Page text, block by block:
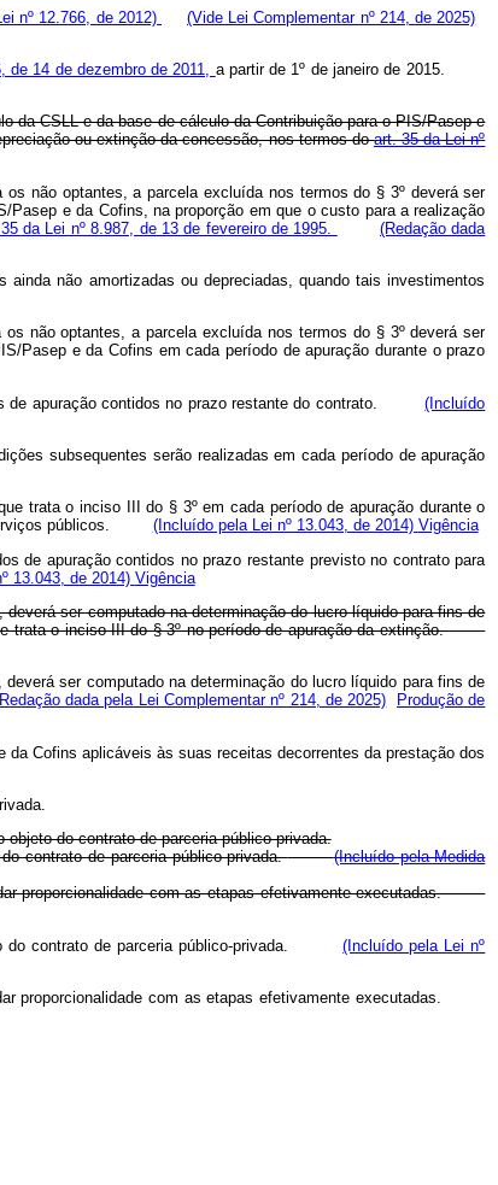
nº 12.766, de 2012)
(Vide Lei Complementar nº 214, de 2025)
de 14 de dezembro de 2011, a partir de 1º de janeiro de 2015.
da CSLL e da base de cálculo da Contribuição para o PIS/Pasep e
ou extinção da concessão, nos termos doart. 35 da Lei nº
os não optantes, a parcela excluída nos termos do § 3º deverá ser
e da Cofins, na proporção em que o custo para a realização
da Lei nº 8.987, de 13 de fevereiro de 1995.
(Redação dada
não amortizadas ou depreciadas, quando tais investimentos
os não optantes, a parcela excluída nos termos do § 3º deverá ser
Pasep e da Cofins em cada período de apuração durante o prazo
de apuração contidos no prazo restante do contrato.(Incluído
subsequentes serão realizadas em cada período de apuração
trata o inciso III do § 3º em cada período de apuração durante o
serviços públicos. (Incluído pela Lei nº 13.043, de 2014) Vigência
de apuração contidos no prazo restante previsto no contrato para
13.043, de 2014) Vigência
ser computado na determinação do lucro líquido para fins de
trata o inciso III do § 3º no período de apuração da extinção.
ser computado na determinação do lucro líquido para fins de
dada pela Lei Complementar nº 214, de 2025)
Produção de
Cofins aplicáveis às suas receitas decorrentes da prestação dos
do contrato de parceria público-privada.
contrato de parceria público-privada.
(Incluído pela Medida
proporcionalidade com as etapas efetivamente executadas.
do contrato de parceria público-privada.(Incluído pela Lei nº
proporcionalidade com as etapas efetivamente executadas.